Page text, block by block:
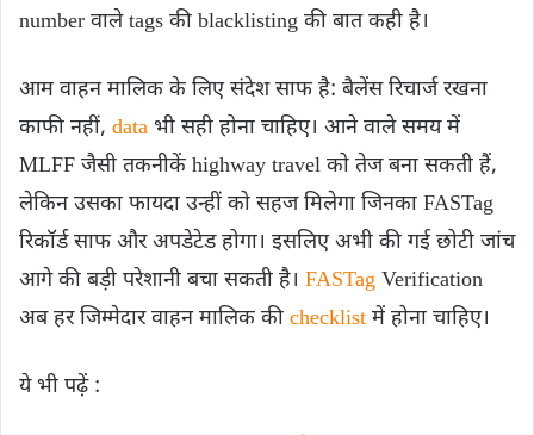
number वाले tags की blacklisting की बात कही है।
आम वाहन मालिक के लिए संदेश साफ है: बैलेंस रिचार्ज रखना
काफी नहीं, data भी सही होना चाहिए। आने वाले समय में
MLFF जैसी तकनीकें highway travel को तेज बना सकती हैं,
लेकिन उसका फायदा उन्हीं को सहज मिलेगा जिनका FASTag
रिकॉर्ड साफ और अपडेटेड होगा। इसलिए अभी की गई छोटी जांच
आगे की बड़ी परेशानी बचा सकती है। FASTag Verification
अब हर जिम्मेदार वाहन मालिक की checklist में होना चाहिए।
ये भी पढ़ें :